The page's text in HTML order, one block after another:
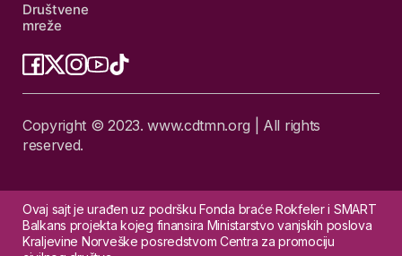
Društvene
mreže
Copyright © 2023. www.cdtmn.org | All rights
reserved.
Ovaj sajt je urađen uz podršku Fonda braće Rokfeler i SMART
Balkans projekta kojeg finansira Ministarstvo vanjskih poslova
Kraljevine Norveške posredstvom Centra za promociju